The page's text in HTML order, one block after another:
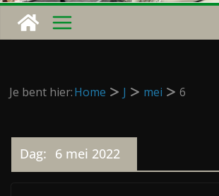
Je bent hier:Home J mei 6
Dag: 6 mei 2022